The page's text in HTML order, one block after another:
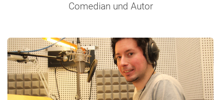
Comedian und Autor